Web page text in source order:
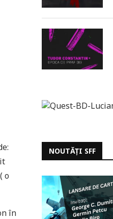
o
în
NOUTĂȚI SFF